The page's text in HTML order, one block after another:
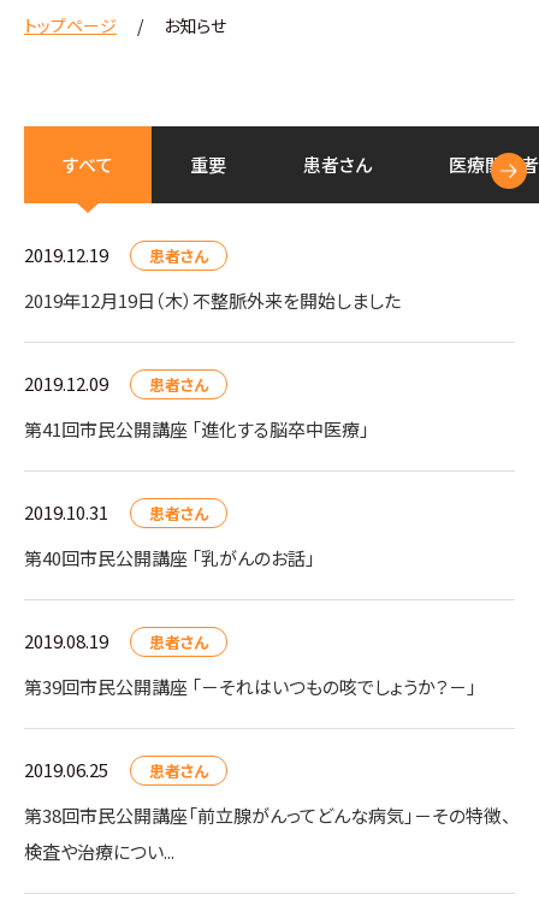
トップページ お知らせ
すべて 重要 患者さん 医療関係
2019.12.19 患者さん
2019年12月19日（木）不整脈外来を開始しました
2019.12.09 患者さん
第41回市民公開講座 「進化する脳卒中医療」
2019.10.31 患者さん
第40回市民公開講座 「乳がんのお話」
2019.08.19 患者さん
第39回市民公開講座 「－それはいつもの咳でしょうか？－」
2019.06.25 患者さん
第38回市民公開講座「前立腺がんってどんな病気」－その特徴、
検査や治療につい...